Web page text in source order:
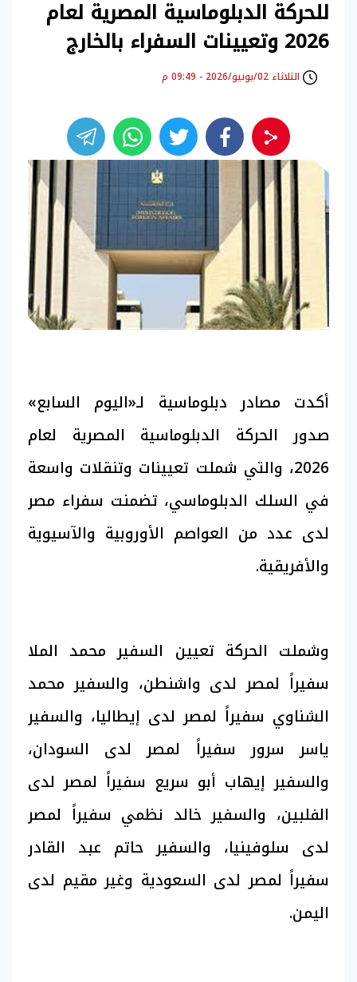
للحركة الدبلوماسية المصرية لعام
2026 وتعيينات السفراء بالخارج
الثلاثاء 02/يونيو/2026 - 09:49 م
أكدت مصادر دبلوماسية لـ«اليوم السابع»
صدور الحركة الدبلوماسية المصرية لعام
2026، والتي شملت تعيينات وتنقلات واسعة
في السلك الدبلوماسي، تضمنت سفراء مصر
لدى عدد من العواصم الأوروبية والآسيوية
والأفريقية.
وشملت الحركة تعيين السفير محمد الملا
سفيراً لمصر لدى واشنطن، والسفير محمد
الشناوي سفيراً لمصر لدى إيطاليا، والسفير
ياسر سرور سفيراً لمصر لدى السودان،
والسفير إيهاب أبو سريع سفيراً لمصر لدى
الفلبين، والسفير خالد نظمي سفيراً لمصر
لدى سلوفينيا، والسفير حاتم عبد القادر
سفيراً لمصر لدى السعودية وغير مقيم لدى
اليمن.